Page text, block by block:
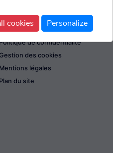
générales de
de confidentialité
Gestion des cookies
Mentions légales
Plan du site
cookies Personalize